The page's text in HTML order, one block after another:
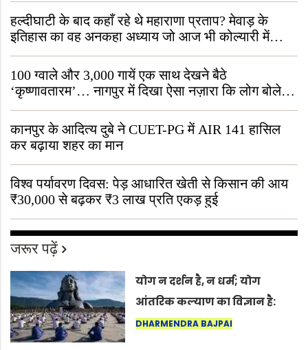
हल्दीघाटी के बाद कहाँ रहे थे महाराणा प्रताप? मेवाड़ के
इतिहास का वह अनकहा अध्याय जो आज भी कोल्यारी में
जीवित है
100 ग्वाले और 3,000 गायें एक साथ देखने बैठे
‘कृष्णावतारम’… नागपुर में दिखा ऐसा नज़ारा कि लोग बोले,
“ऐसा तो सिर्फ़ कृष्ण ही कर सकते हैं”
कानपुर के आदित्य दुबे ने CUET-PG में AIR 141 हासिल
कर बढ़ाया शहर का मान
विश्व पर्यावरण दिवस: पेड़ आधारित खेती से किसान की आय
₹30,000 से बढ़कर ₹3 लाख प्रति एकड़ हुई
जरूर पढ़ें
योग न दर्शन है, न धर्म; योग
आंतरिक कल्याण का विज्ञान है:
अंतरराष्ट्रीय योग दिवस 2026 पर
DHARMENDRA BAJPAI